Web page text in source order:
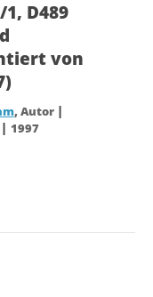
D489
von
, Autor |
| 1997